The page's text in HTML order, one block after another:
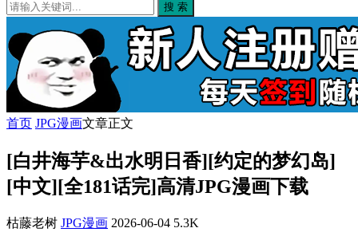
搜 索
首页 JPG漫画文章正文
[白井海芋&出水明日香][约定的梦幻岛]
[中文][全181话完]高清JPG漫画下载
枯藤老树 JPG漫画 2026-06-04 5.3K